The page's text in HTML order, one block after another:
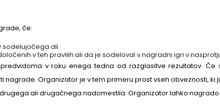
če:
sodelujočega ali
v teh pravilih ali da je sodeloval v nagradni igri v
v roku enega tedna od razglasitve rezultatov.
Organizator je v tem primeru prost vseh obveznosti,
ali drugačnega nadomestila. Organizator lahko